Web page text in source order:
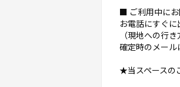
■ ご利用中にお
お電話にすぐ
（現地への行
確定時のメール
★当スペースの